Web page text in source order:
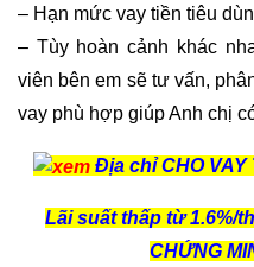
– Hạn mức vay tiền tiêu
– Tùy hoàn cảnh khác
viên bên em sẽ tư vấn,
vay phù hợp giúp Anh chị
Địa chỉ CHO VAY
Lãi suất thấp từ 1.6%/
CHỨNG